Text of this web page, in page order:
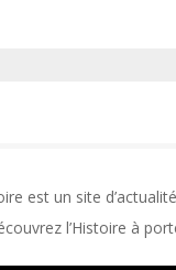
est un site
l’Histoire à